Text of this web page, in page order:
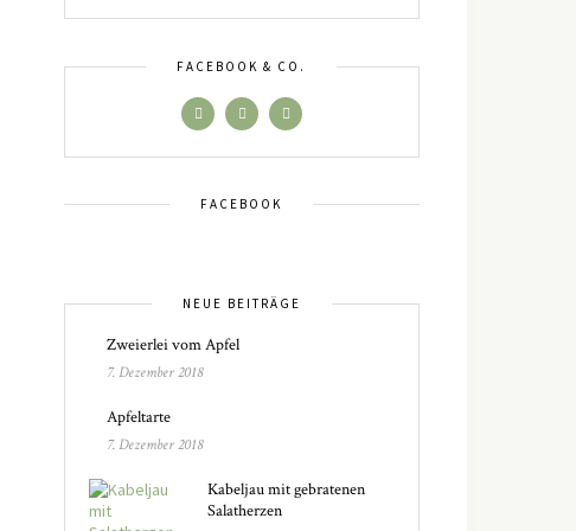
FACEBOOK & CO.
FACEBOOK
NEUE BEITRÄGE
Zweierlei vom Apfel
7. Dezember 2018
Apfeltarte
7. Dezember 2018
Kabeljau mit gebratenen
Salatherzen